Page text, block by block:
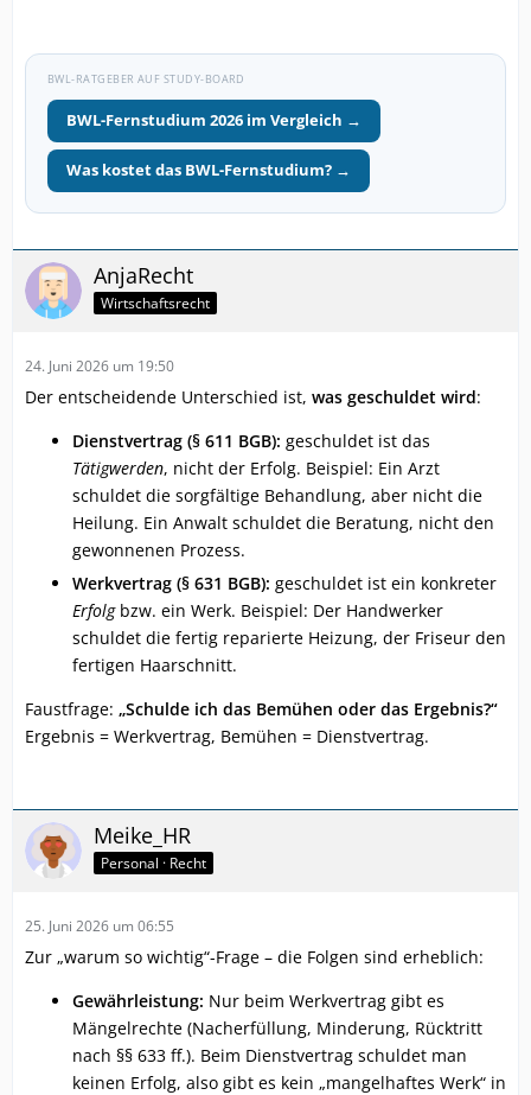
BWL-RATGEBER AUF STUDY-BOARD
BWL-Fernstudium 2026 im Vergleich →
Was kostet das BWL-Fernstudium? →
AnjaRecht
Wirtschaftsrecht
24. Juni 2026 um 19:50
Der entscheidende Unterschied ist, was geschuldet wird:
Dienstvertrag (§ 611 BGB): geschuldet ist das
Tätigwerden, nicht der Erfolg. Beispiel: Ein Arzt
schuldet die sorgfältige Behandlung, aber nicht die
Heilung. Ein Anwalt schuldet die Beratung, nicht den
gewonnenen Prozess.
Werkvertrag (§ 631 BGB): geschuldet ist ein konkreter
Erfolgbzw. ein Werk. Beispiel: Der Handwerker
schuldet die fertig reparierte Heizung, der Friseur den
fertigen Haarschnitt.
Faustfrage: „Schulde ich das Bemühen oder das Ergebnis?“
Ergebnis = Werkvertrag, Bemühen = Dienstvertrag.
Meike_HR
Personal · Recht
25. Juni 2026 um 06:55
Zur „warum so wichtig“-Frage – die Folgen sind erheblich:
Gewährleistung: Nur beim Werkvertrag gibt es
Mängelrechte (Nacherfüllung, Minderung, Rücktritt
nach §§ 633 ff.). Beim Dienstvertrag schuldet man
keinen Erfolg, also gibt es kein „mangelhaftes Werk“ in